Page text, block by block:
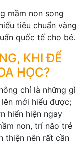
mầm non song
tiêu chuẩn vàng
quốc tế cho bé.
KHI ĐỂ
HỌC?
chỉ là những gì
mới hiểu được;
hiển hiện ngay
non, trí não trẻ
thiện nên rất cần